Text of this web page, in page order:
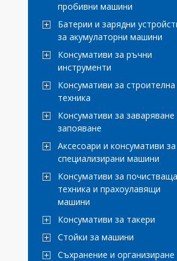
пробивни машини
Батерии и зарядни
за акумулаторни машини
Консумативи за ръчни
инструменти
Консумативи за строителна
техника
Консумативи за заваряване
запояване
Аксесоари и консумативи за
специализирани машини
Консумативи за почистваща
техника и прахоулавящи
машини
Консумативи за такери
Стойки за машини
Съхранение и организиране